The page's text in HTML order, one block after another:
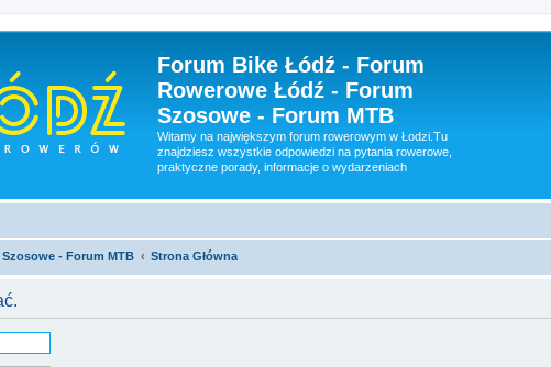
Forum Bike Łódź - Forum
Rowerowe Łódź - Forum
Szosowe - Forum MTB
Witamy na największym forum rowerowym w Łodzi.Tu
znajdziesz wszystkie odpowiedzi na pytania rowerowe,
praktyczne porady, informacje o wydarzeniach
- Forum MTB Strona Główna